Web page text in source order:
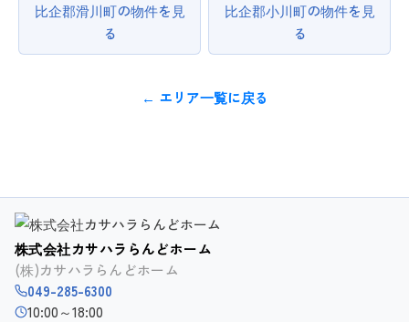
比企郡滑川町の物件を見
る
比企郡小川町の物件を見
る
← エリア一覧に戻る
株式会社カサハラらんどホーム
(株)カサハラらんどホーム
049-285-6300
10:00～18:00